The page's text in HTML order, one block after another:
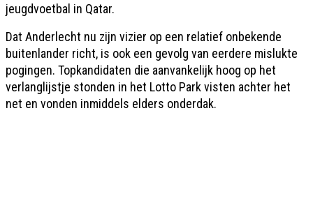
jeugdvoetbal in Qatar.
Dat Anderlecht nu zijn vizier op een relatief onbekende
buitenlander richt, is ook een gevolg van eerdere mislukte
pogingen. Topkandidaten die aanvankelijk hoog op het
verlanglijstje stonden in het Lotto Park visten achter het
net en vonden inmiddels elders onderdak.